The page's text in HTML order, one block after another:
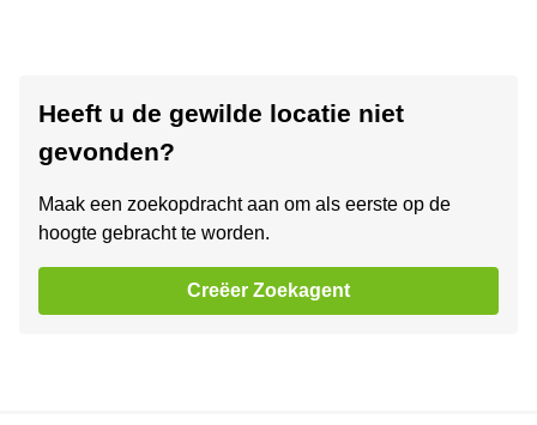
Heeft u de gewilde locatie niet
gevonden?
Maak een zoekopdracht aan om als eerste op de
hoogte gebracht te worden.
Creëer Zoekagent